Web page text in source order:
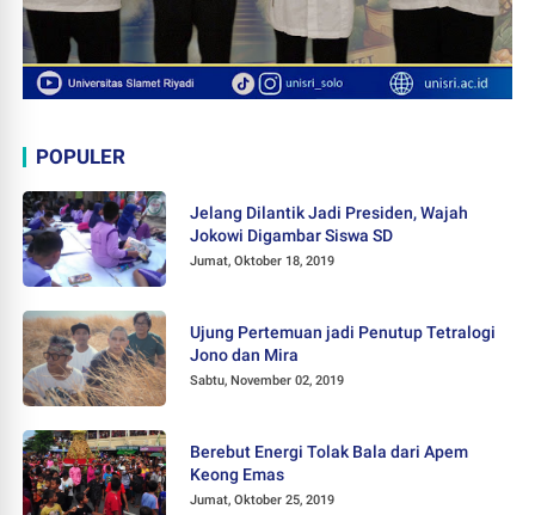
POPULER
Jelang Dilantik Jadi Presiden, Wajah
Jokowi Digambar Siswa SD
Jumat, Oktober 18, 2019
Ujung Pertemuan jadi Penutup Tetralogi
Jono dan Mira
Sabtu, November 02, 2019
Berebut Energi Tolak Bala dari Apem
Keong Emas
Jumat, Oktober 25, 2019